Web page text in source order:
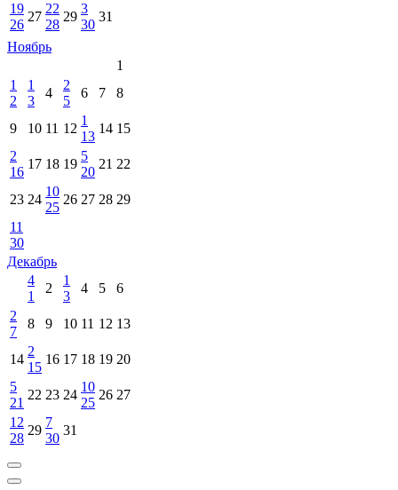
19
26
27
22
28
29
3
30
31
Ноябрь
1
1
2
1
3
4
2
5
6 7 8
9 10 11 12
1
13
14 15
2
16
17 18 19
5
20
21 22
23 24
10
25
26 27 28 29
11
30
Декабрь
4
1
2
1
3
4 5
6
2
7
8 9 10 11 12 13
14
2
15
16 17 18 19 20
5
21
22 23 24
10
25
26 27
12
28
29
7
30
31